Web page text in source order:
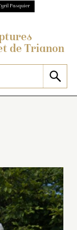
Pasquier
de Trianon